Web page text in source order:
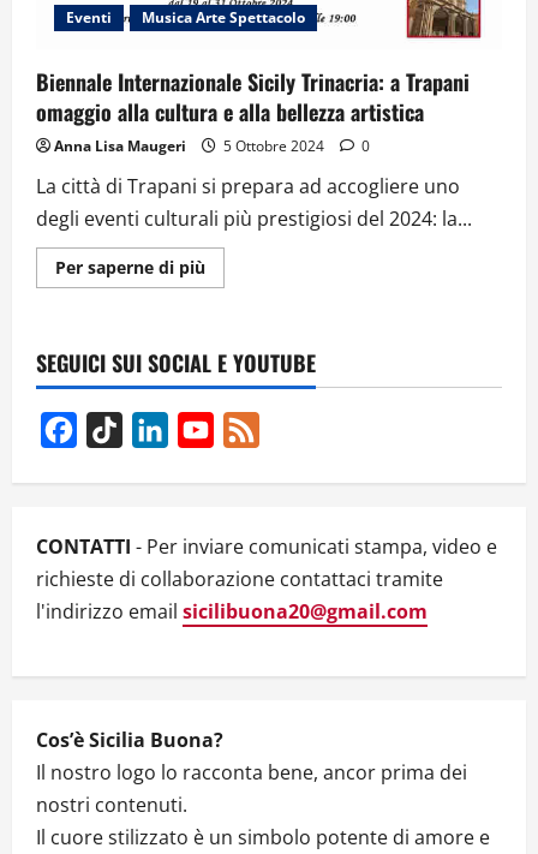
Eventi Musica Arte Spettacolo
Biennale Internazionale Sicily Trinacria: a Trapani
omaggio alla cultura e alla bellezza artistica
Anna Lisa Maugeri 5 Ottobre 2024 0
La città di Trapani si prepara ad accogliere uno
degli eventi culturali più prestigiosi del 2024: la...
Per saperne di piùUlteriori
informazioni
Sicily
Trinacria:
a
omaggio
alla
cultura
alla
SEGUICI SUI SOCIAL E YOUTUBE
Facebook
TikTok LinkedInYouTube
CONTATTI - Per inviare comunicati stampa, video e
richieste di collaborazione contattaci tramite
l'indirizzo email sicilibuona20@gmail.com
Cos’è Sicilia Buona?
Il nostro logo lo racconta bene, ancor prima dei
nostri contenuti.
Il cuore stilizzato è un simbolo potente di amore e